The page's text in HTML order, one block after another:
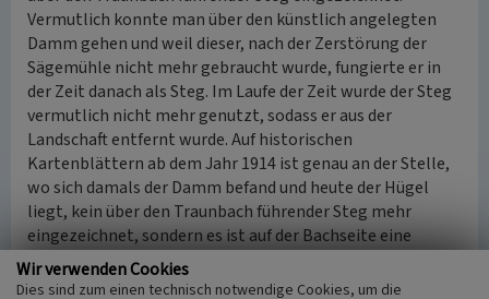
Vermutlich konnte man über den künstlich angelegten
Damm gehen und weil dieser, nach der Zerstörung der
Sägemühle nicht mehr gebraucht wurde, fungierte er in
der Zeit danach als Steg. Im Laufe der Zeit wurde der Steg
vermutlich nicht mehr genutzt, sodass er aus der
Landschaft entfernt wurde. Auf historischen
Kartenblättern ab dem Jahr 1914 ist genau an der Stelle,
wo sich damals der Damm befand und heute der Hügel
liegt, kein über den Traunbach führender Steg mehr
eingezeichnet, sondern es ist auf der Bachseite eine
Erhebung markiert, die in der heutigen Landschaft noch
sichtbar ist. Von der ehemaligen Sägemühle selbst
Wir verwenden Cookies
Dies sind zum einen technisch notwendige Cookies, um die